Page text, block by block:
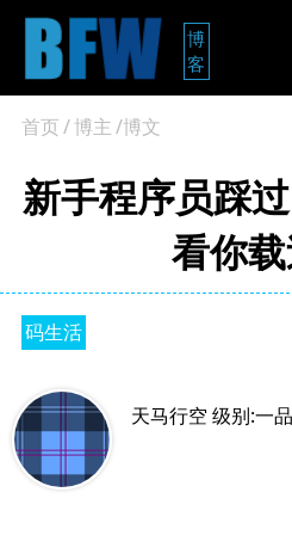
博
客
首页/博主/博文
新手程序员踩
看你
码生活
天马行空 级别:一品